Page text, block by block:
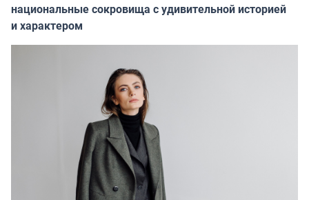
национальные сокровища с удивительной историей
и характером